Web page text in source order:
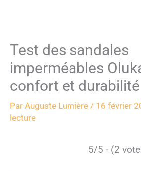
Test des sandales
imperméables
confort et durabilité
Par Auguste Lumière / 16 février
lecture
5/5 - (2